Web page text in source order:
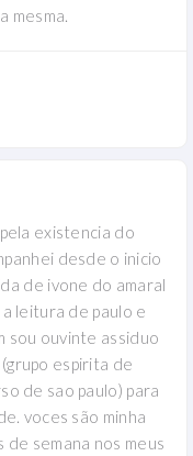
mesma.
existencia do
desde o inicio
de ivone do amaral
leitura de paulo e
sou ouvinte assiduo
espirita de
de sao paulo) para
voces são minha
de semana nos meus